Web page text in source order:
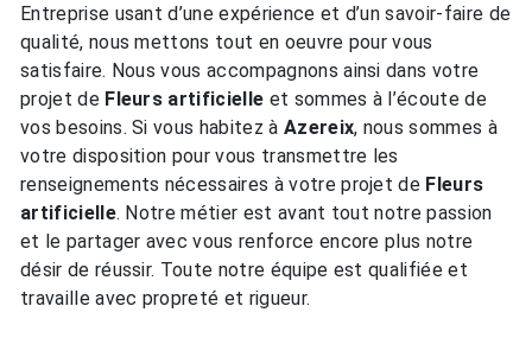
Entreprise usant d’une expérience et d’un savoir-faire de
qualité, nous mettons tout en oeuvre pour vous
satisfaire. Nous vous accompagnons ainsi dans votre
projet de Fleurs artificielle et sommes à l’écoute de
vos besoins. Si vous habitez à Azereix, nous sommes à
votre disposition pour vous transmettre les
renseignements nécessaires à votre projet de Fleurs
artificielle. Notre métier est avant tout notre passion
et le partager avec vous renforce encore plus notre
désir de réussir. Toute notre équipe est qualifiée et
travaille avec propreté et rigueur.